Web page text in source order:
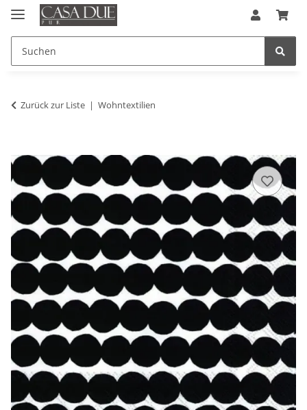
Zurück zur Liste Wohntextilien